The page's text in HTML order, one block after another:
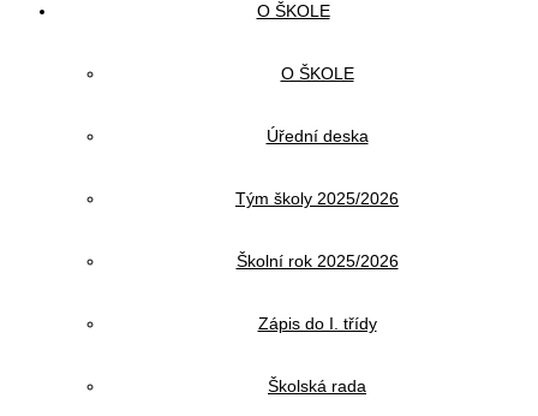
O ŠKOLE
O ŠKOLE
Úřední deska
Tým školy 2025/2026
Školní rok 2025/2026
Zápis do I. třídy
Školská rada